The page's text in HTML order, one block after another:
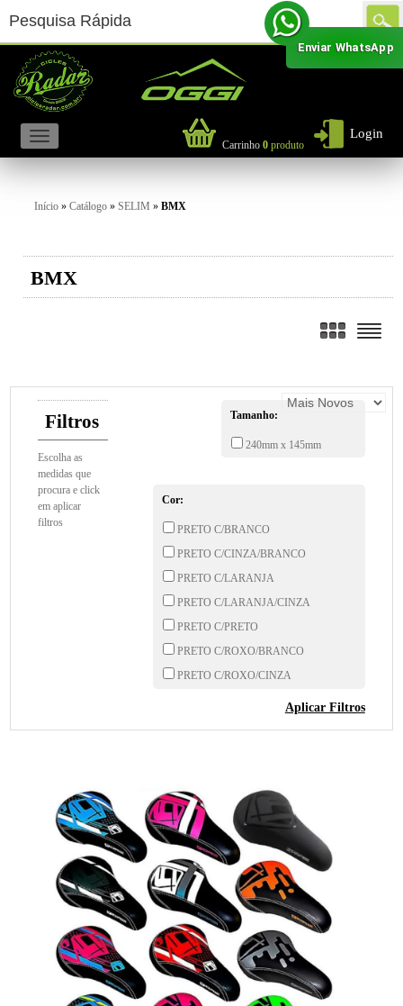
Login
Carrinho 0 produto
Início »Catálogo »SELIM »BMX
BMX
Filtros
Escolha as
medidas que
procura e click
em aplicar
filtros
Tamanho:
240mm x 145mm
Cor:
PRETO C/BRANCO
PRETO C/CINZA/BRANCO
PRETO C/LARANJA
PRETO C/LARANJA/CINZA
PRETO C/PRETO
PRETO C/ROXO/BRANCO
PRETO C/ROXO/CINZA
Aplicar Filtros
Enviar WhatsApp